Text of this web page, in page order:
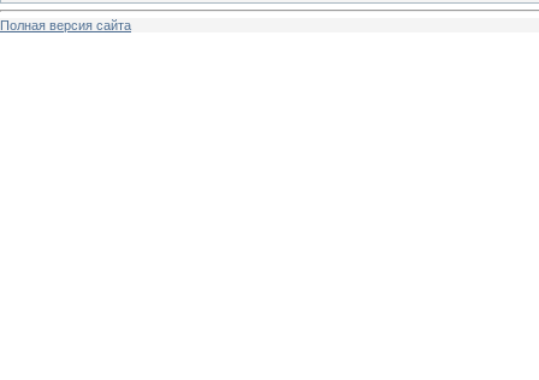
Полная версия сайта